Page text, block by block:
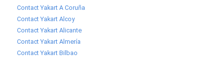
Contact Yakart A Coruña
Contact Yakart Alcoy
Contact Yakart Alicante
Contact Yakart Almería
Contact Yakart Bilbao